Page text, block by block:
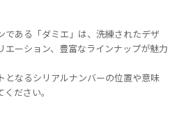
である「ダミエ」は、洗練されたデザ
エーション、豊富なラインナップが魅力
となるシリアルナンバーの位置や意味
ださい。